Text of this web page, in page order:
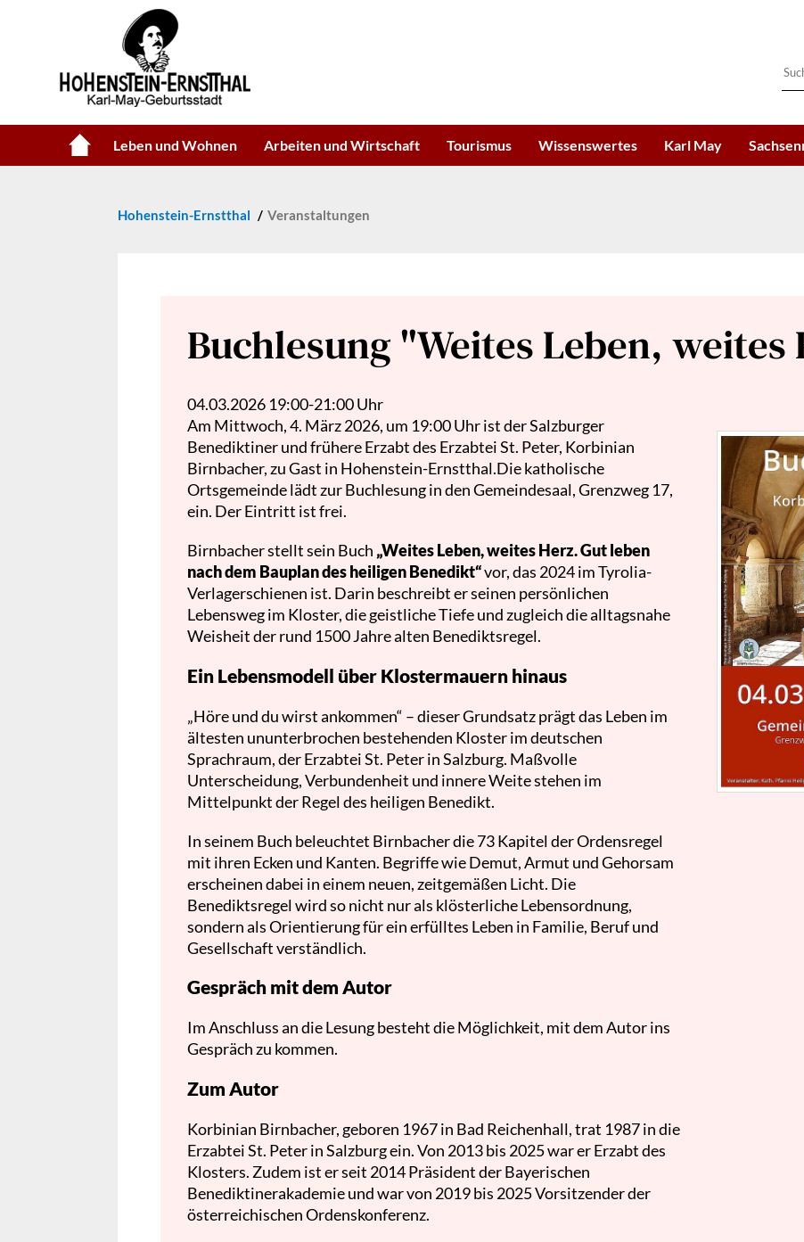
Leben und Wohnen Arbeiten und Wirtschaft Tourismus Wissenswertes Karl May
Hohenstein-Ernstthal Veranstaltungen
Buchlesung "Weites Leben, weites
04.03.2026 19:00-21:00 Uhr
Am Mittwoch, 4. März 2026, um 19:00 Uhr ist der Salzburger
Benediktiner und frühere Erzabt des Erzabtei St. Peter, Korbinian
Birnbacher, zu Gast in Hohenstein-Ernstthal.Die katholische
Ortsgemeinde lädt zur Buchlesung in den Gemeindesaal, Grenzweg 17,
ein. Der Eintritt ist frei.
Birnbacher stellt sein Buch „Weites Leben, weites Herz. Gut leben
nach dem Bauplan des heiligen Benedikt“vor, das 2024 im Tyrolia-
Verlagerschienen ist. Darin beschreibt er seinen persönlichen
Lebensweg im Kloster, die geistliche Tiefe und zugleich die alltagsnahe
Weisheit der rund 1500 Jahre alten Benediktsregel.
Ein Lebensmodell über Klostermauern hinaus
„Höre und du wirst ankommen“ – dieser Grundsatz prägt das Leben im
ältesten ununterbrochen bestehenden Kloster im deutschen
Sprachraum, der Erzabtei St. Peter in Salzburg. Maßvolle
Unterscheidung, Verbundenheit und innere Weite stehen im
Mittelpunkt der Regel des heiligen Benedikt.
In seinem Buch beleuchtet Birnbacher die 73 Kapitel der Ordensregel
mit ihren Ecken und Kanten. Begriffe wie Demut, Armut und Gehorsam
erscheinen dabei in einem neuen, zeitgemäßen Licht. Die
Benediktsregel wird so nicht nur als klösterliche Lebensordnung,
sondern als Orientierung für ein erfülltes Leben in Familie, Beruf und
Gesellschaft verständlich.
Gespräch mit dem Autor
Im Anschluss an die Lesung besteht die Möglichkeit, mit dem Autor ins
Gespräch zu kommen.
Zum Autor
Korbinian Birnbacher, geboren 1967 in Bad Reichenhall, trat 1987 in die
Erzabtei St. Peter in Salzburg ein. Von 2013 bis 2025 war er Erzabt des
Klosters. Zudem ist er seit 2014 Präsident der Bayerischen
Benediktinerakademie und war von 2019 bis 2025 Vorsitzender der
österreichischen Ordenskonferenz.